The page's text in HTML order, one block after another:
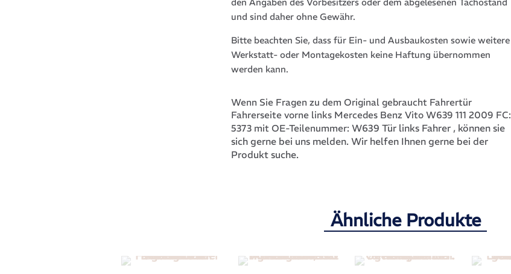
den Angaben des Vorbesitzers oder dem abgelesenen Tachostand
und sind daher ohne Gewähr.
Bitte beachten Sie, dass für Ein- und Ausbaukosten sowie weitere
Werkstatt- oder Montagekosten keine Haftung übernommen
werden kann.
Wenn Sie Fragen zu dem Original gebraucht Fahrertür
Fahrerseite vorne links Mercedes Benz Vito W639 111 2009 FC:
5373 mit OE-Teilenummer:W639 Tür links Fahrer , können sie
sich gerne bei uns melden. Wir helfen Ihnen gerne bei der
Produkt suche.
Ähnliche Produkte